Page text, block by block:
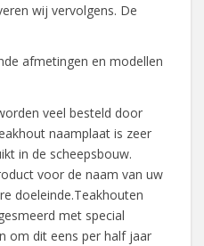
wij vervolgens. De
afmetingen en modellen
veel besteld door
naamplaat is zeer
in de scheepsbouw.
voor de naam van uw
doeleinde.Teakhouten
met special
om dit eens per half jaar